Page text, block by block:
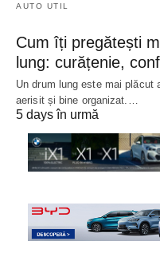
AUTO UTIL
Cum îți pregătești
lung: curățenie,
Un drum lung este mai plăcut
aerisit și bine organizat.…
5 days în urmă